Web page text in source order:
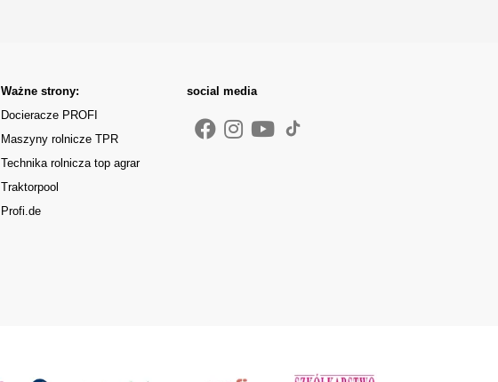
Ważne strony:
Docieracze PROFI
Maszyny rolnicze TPR
Technika rolnicza top agrar
Traktorpool
Profi.de
social media